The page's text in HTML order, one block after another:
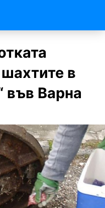
в
във Варна